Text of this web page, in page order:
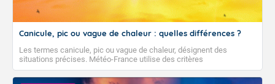
Canicule, pic ou vague de chaleur : quelles différences ?
Les termes canicule, pic ou vague de chaleur, désignent des
situations précises. Météo-France utilise des critères
climatologiques pour évaluer et qualifier les épisodes de chaleur qui
peuvent avoir des impacts sanitaires et socio-économiques